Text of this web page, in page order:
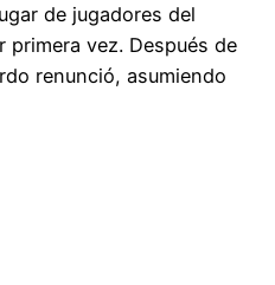
de jugadores del
vez. Después de
renunció, asumiendo